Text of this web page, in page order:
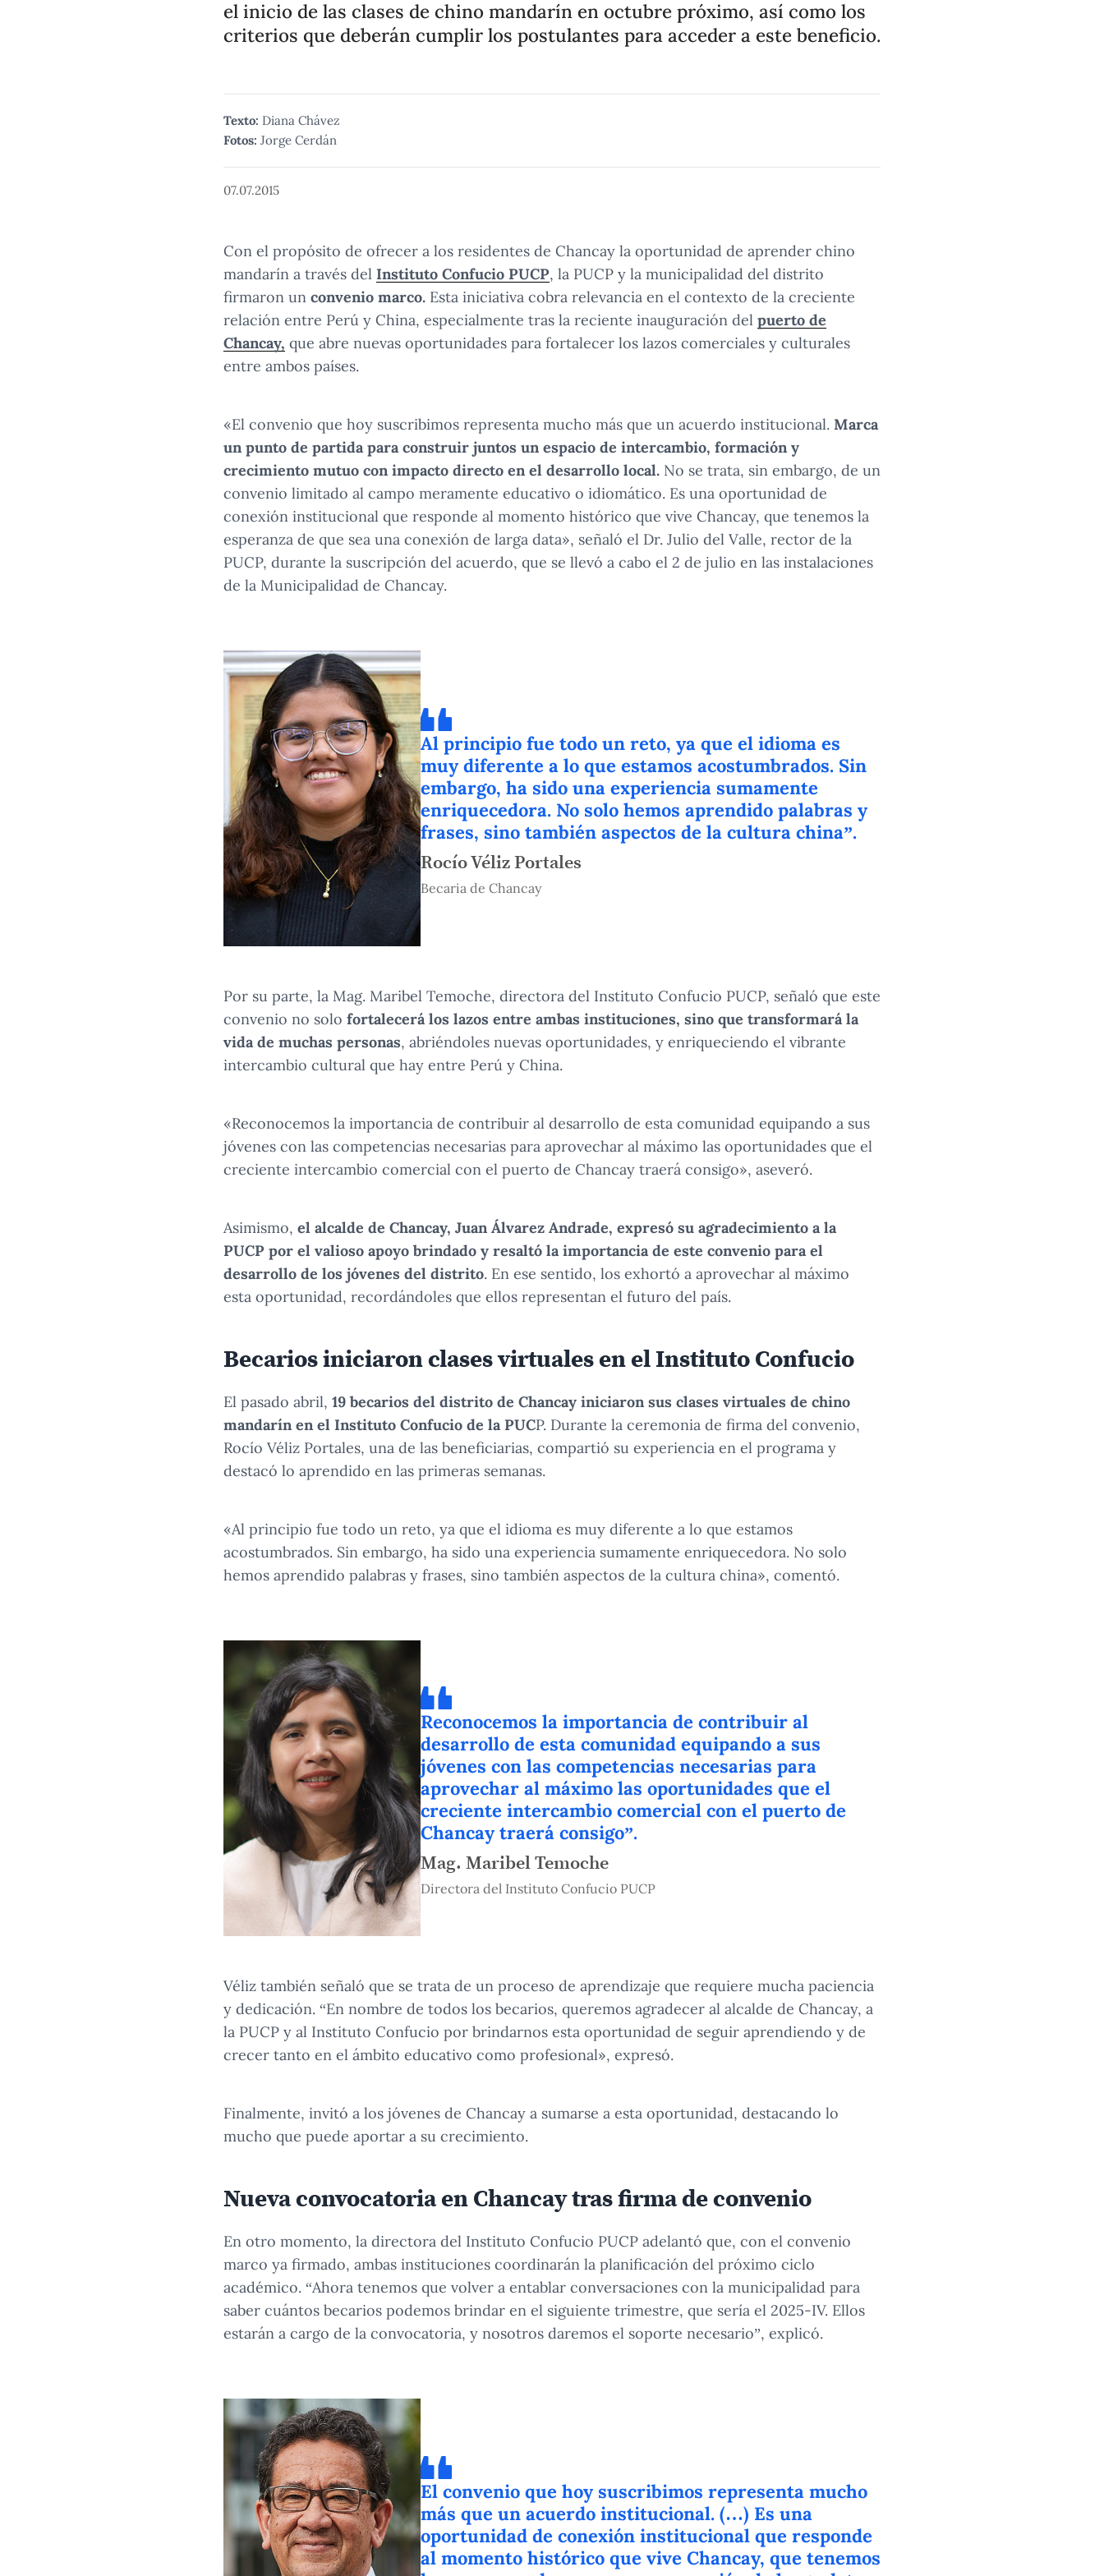
el inicio de las clases de chino mandarín en octubre próximo, así como los
criterios que deberán cumplir los postulantes para acceder a este beneficio.
Texto: Diana Chávez
Fotos: Jorge Cerdán
07.07.2015
Con el propósito de ofrecer a los residentes de Chancay la oportunidad de aprender chino
mandarín a través del Instituto Confucio PUCP, la PUCP y la municipalidad del distrito
firmaron un convenio marco. Esta iniciativa cobra relevancia en el contexto de la creciente
relación entre Perú y China, especialmente tras la reciente inauguración del puerto de
Chancay, que abre nuevas oportunidades para fortalecer los lazos comerciales y culturales
entre ambos países.
«El convenio que hoy suscribimos representa mucho más que un acuerdo institucional. Marca
un punto de partida para construir juntos un espacio de intercambio, formación y
crecimiento mutuo con impacto directo en el desarrollo local. No se trata, sin embargo, de un
convenio limitado al campo meramente educativo o idiomático. Es una oportunidad de
conexión institucional que responde al momento histórico que vive Chancay, que tenemos la
esperanza de que sea una conexión de larga data», señaló el Dr. Julio del Valle, rector de la
PUCP, durante la suscripción del acuerdo, que se llevó a cabo el 2 de julio en las instalaciones
de la Municipalidad de Chancay.
Al principio fue todo un reto, ya que el idioma es
muy diferente a lo que estamos acostumbrados. Sin
embargo, ha sido una experiencia sumamente
enriquecedora. No solo hemos aprendido palabras y
frases, sino también aspectos de la cultura china”.
Rocío Véliz Portales
Becaria de Chancay
Por su parte, la Mag. Maribel Temoche, directora del Instituto Confucio PUCP, señaló que este
convenio no solo fortalecerá los lazos entre ambas instituciones, sino que transformará la
vida de muchas personas, abriéndoles nuevas oportunidades, y enriqueciendo el vibrante
intercambio cultural que hay entre Perú y China.
«Reconocemos la importancia de contribuir al desarrollo de esta comunidad equipando a sus
jóvenes con las competencias necesarias para aprovechar al máximo las oportunidades que el
creciente intercambio comercial con el puerto de Chancay traerá consigo», aseveró.
Asimismo, el alcalde de Chancay, Juan Álvarez Andrade, expresó su agradecimiento a la
PUCP por el valioso apoyo brindado y resaltó la importancia de este convenio para el
desarrollo de los jóvenes del distrito. En ese sentido, los exhortó a aprovechar al máximo
esta oportunidad, recordándoles que ellos representan el futuro del país.
Becarios iniciaron clases virtuales en el Instituto Confucio
El pasado abril, 19 becarios del distrito de Chancay iniciaron sus clases virtuales de chino
mandarín en el Instituto Confucio de la PUCP. Durante la ceremonia de firma del convenio,
Rocío Véliz Portales, una de las beneficiarias, compartió su experiencia en el programa y
destacó lo aprendido en las primeras semanas.
«Al principio fue todo un reto, ya que el idioma es muy diferente a lo que estamos
acostumbrados. Sin embargo, ha sido una experiencia sumamente enriquecedora. No solo
hemos aprendido palabras y frases, sino también aspectos de la cultura china», comentó.
Reconocemos la importancia de contribuir al
desarrollo de esta comunidad equipando a sus
jóvenes con las competencias necesarias para
aprovechar al máximo las oportunidades que el
creciente intercambio comercial con el puerto de
Chancay traerá consigo”.
Mag. Maribel Temoche
Directora del Instituto Confucio PUCP
Véliz también señaló que se trata de un proceso de aprendizaje que requiere mucha paciencia
y dedicación. “En nombre de todos los becarios, queremos agradecer al alcalde de Chancay, a
la PUCP y al Instituto Confucio por brindarnos esta oportunidad de seguir aprendiendo y de
crecer tanto en el ámbito educativo como profesional», expresó.
Finalmente, invitó a los jóvenes de Chancay a sumarse a esta oportunidad, destacando lo
mucho que puede aportar a su crecimiento.
Nueva convocatoria en Chancay tras firma de convenio
En otro momento, la directora del Instituto Confucio PUCP adelantó que, con el convenio
marco ya firmado, ambas instituciones coordinarán la planificación del próximo ciclo
académico. “Ahora tenemos que volver a entablar conversaciones con la municipalidad para
saber cuántos becarios podemos brindar en el siguiente trimestre, que sería el 2025-IV. Ellos
estarán a cargo de la convocatoria, y nosotros daremos el soporte necesario”, explicó.
El convenio que hoy suscribimos representa mucho
más que un acuerdo institucional. (…) Es una
oportunidad de conexión institucional que responde
al momento histórico que vive Chancay, que tenemos